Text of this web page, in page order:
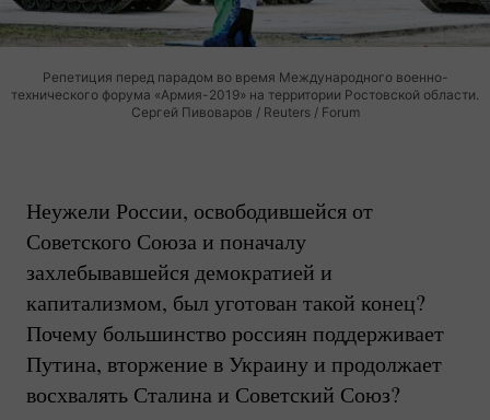
Репетиция перед парадом во время Международного военно-
технического форума «Армия-2019» на территории Ростовской области.
Сергей Пивоваров / Reuters / Forum
Неужели России, освободившейся от
Советского Союза и поначалу
захлебывавшейся демократией и
капитализмом, был уготован такой конец?
Почему большинство россиян поддерживает
Путина, вторжение в Украину и продолжает
восхвалять Сталина и Советский Союз?